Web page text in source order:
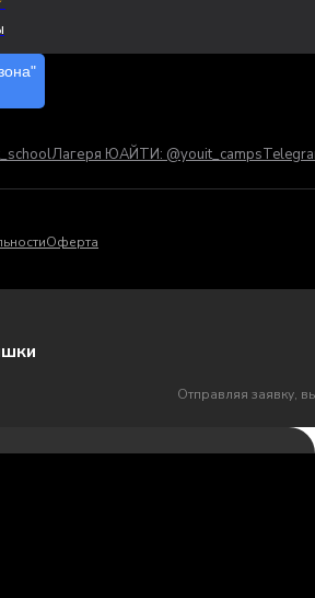
Лагеря ЮАЙТИ: @youit_camps
Оферта
Отправляя заявку,